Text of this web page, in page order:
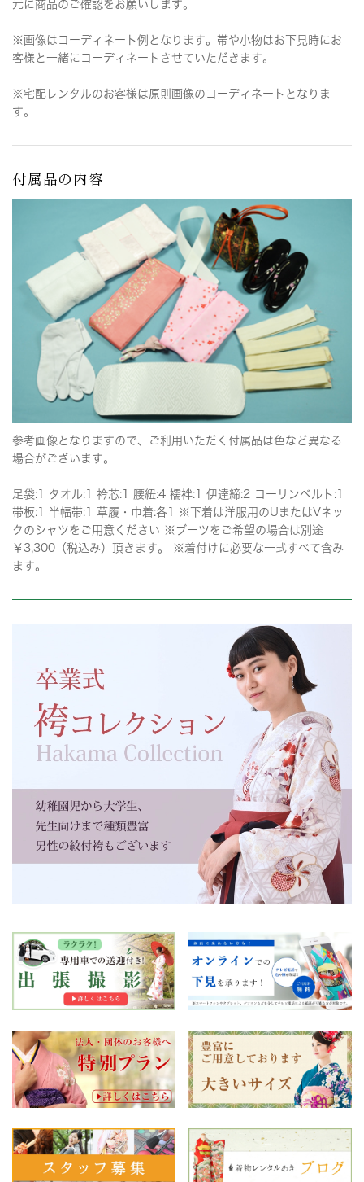
元に商品のご確認をお願いします。
※画像はコーディネート例となります。帯や小物はお下見時にお
客様と一緒にコーディネートさせていただきます。
※宅配レンタルのお客様は原則画像のコーディネートとなりま
す。
付属品の内容
参考画像となりますので、ご利用いただく付属品は色など異なる
場合がございます。
足袋:1 タオル:1 衿芯:1 腰紐:4 襦袢:1 伊達締:2 コーリンベルト:1
帯板:1 半幅帯:1 草履・巾着:各1 ※下着は洋服用のUまたはVネッ
クのシャツをご用意ください ※ブーツをご希望の場合は別途
￥3,300（税込み）頂きます。 ※着付けに必要な一式すべて含み
ます。